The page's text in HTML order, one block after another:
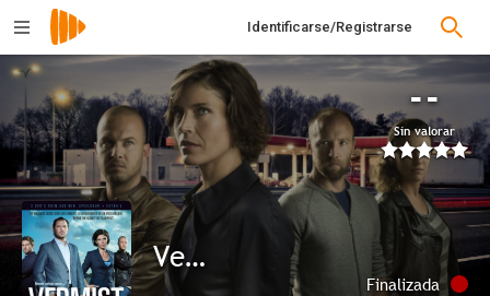
Identificarse/Registrarse
--
Sin valorar
Vermist
Finalizada